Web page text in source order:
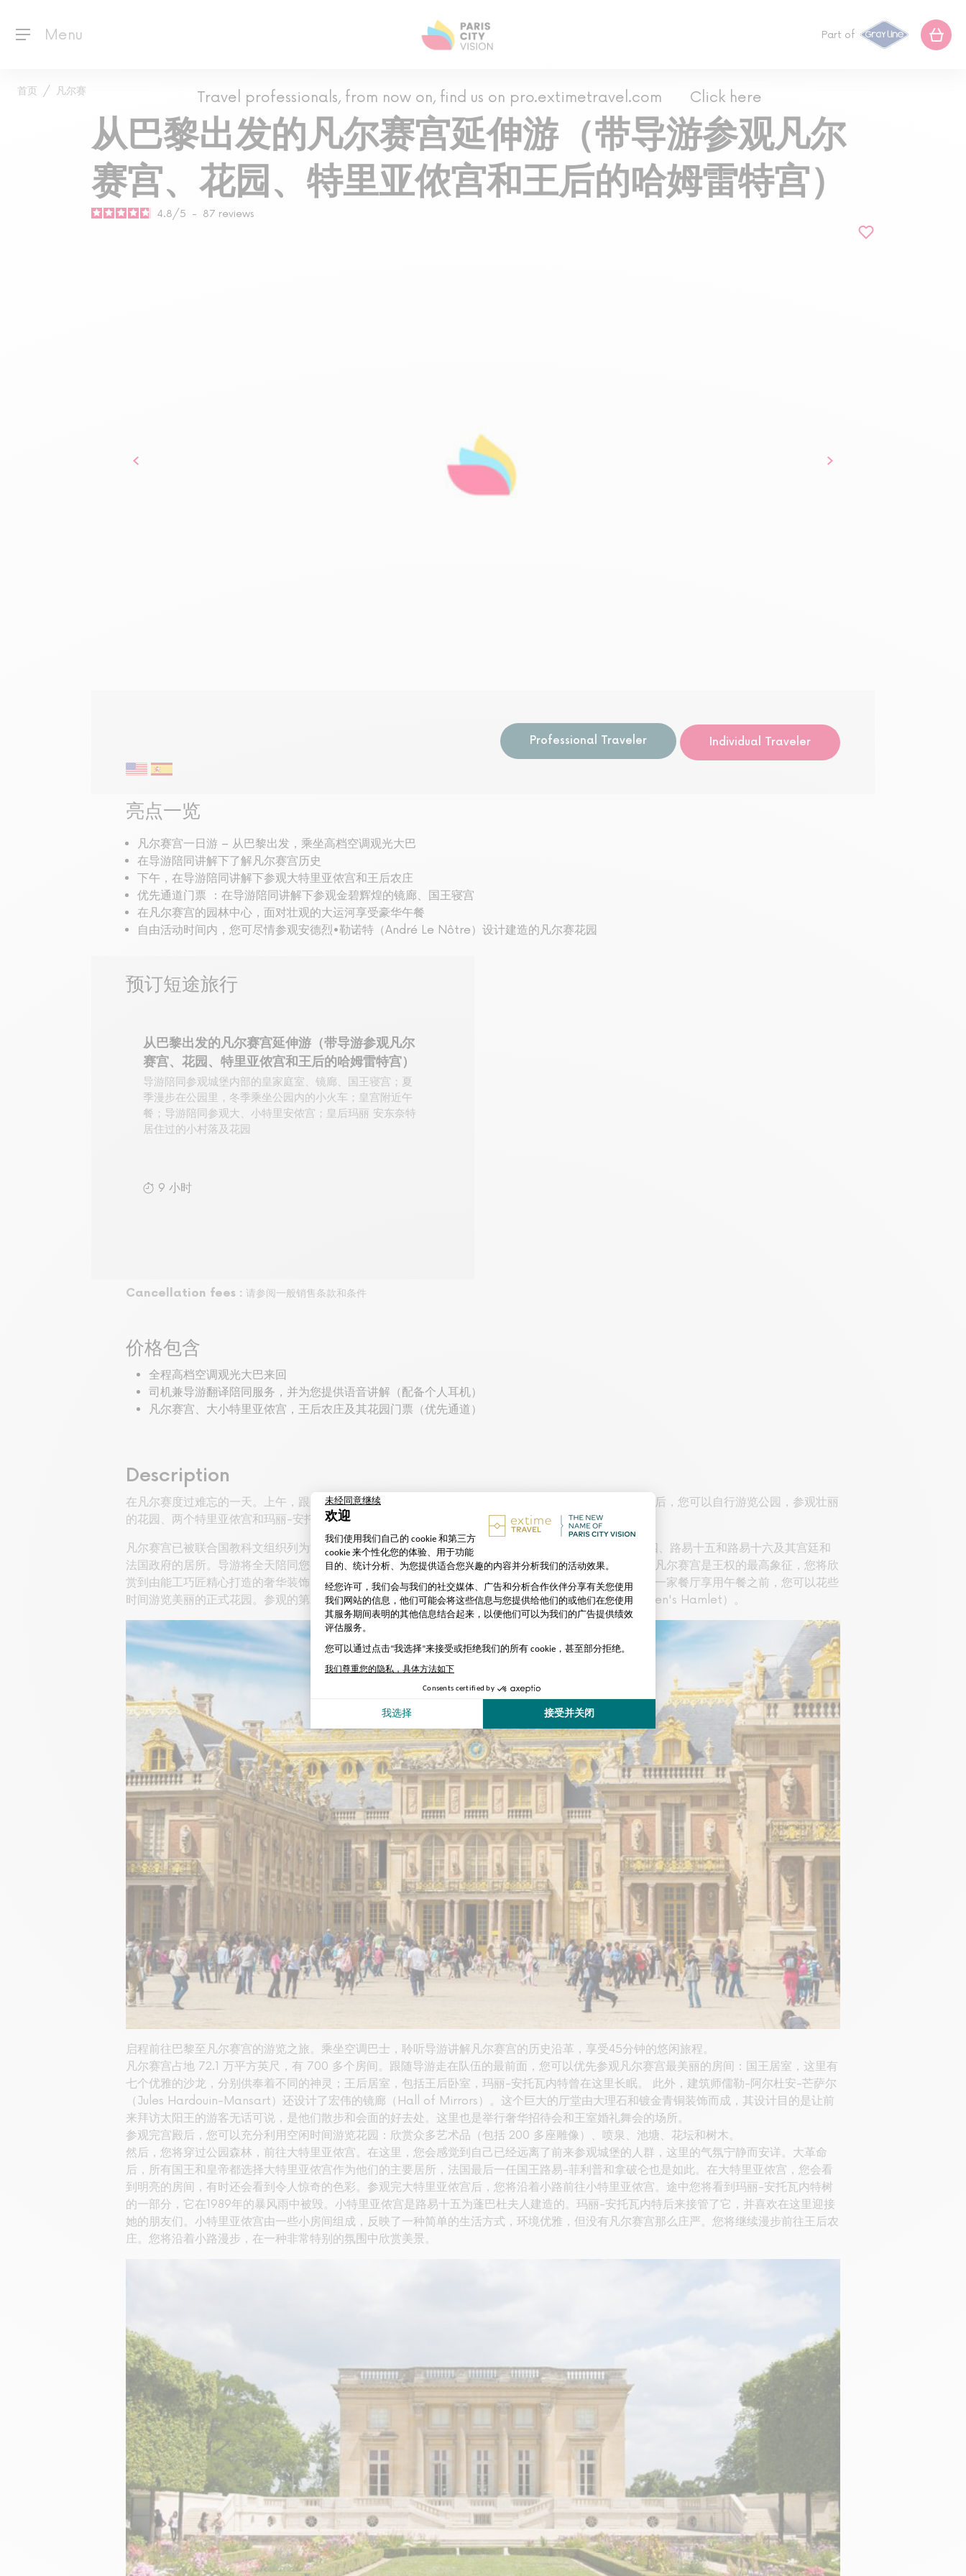
Menu Part of
Travel professionals, from now on, find us on pro.extimetravel.com Click here
首页 凡尔赛
从巴黎出发的凡尔赛宫延伸游（带导游参观凡尔
赛宫、花园、特里亚侬宫和王后的哈姆雷特宫）
4.8/5 - 87 reviews
Professional Traveler
Individual Traveler
亮点一览
凡尔赛宫一日游 – 从巴黎出发，乘坐高档空调观光大巴
在导游陪同讲解下了解凡尔赛宫历史
下午，在导游陪同讲解下参观大特里亚侬宫和王后农庄
优先通道门票 ：在导游陪同讲解下参观金碧辉煌的镜廊、国王寝宫
在凡尔赛宫的园林中心，面对壮观的大运河享受豪华午餐
自由活动时间内，您可尽情参观安德烈•勒诺特（André Le Nôtre）设计建造的凡尔赛花园
预订短途旅行
从巴黎出发的凡尔赛宫延伸游（带导游参观凡尔
赛宫、花园、特里亚侬宫和王后的哈姆雷特宫）
导游陪同参观城堡内部的皇家庭室、镜廊、国王寝宫；夏
季漫步在公园里，冬季乘坐公园内的小火车；皇宫附近午
餐；导游陪同参观大、小特里安侬宫；皇后玛丽 安东奈特
居住过的小村落及花园
9 小时
Cancellation fees : 请参阅一般销售条款和条件
价格包含
全程高档空调观光大巴来回
司机兼导游翻译陪同服务，并为您提供语音讲解（配备个人耳机）
凡尔赛宫、大小特里亚侬宫，王后农庄及其花园门票（优先通道）
Description
在凡尔赛度过难忘的一天。上午，跟随我们对法国国王历史充满热情的导游参观凡尔赛宫的各个居室。然后，您可以自行游览公园，参观壮丽
的花园、两个特里亚侬宫和玛丽-安托瓦内特的哈姆雷特。
凡尔赛宫已被联合国教科文组织列为世界文化遗产，从1682年到1789年，这里曾是三位法国国王路易十四、路易十五和路易十六及其宫廷和
法国政府的居所。导游将全天陪同您参观凡尔赛宫及其最美丽的房间（导游解说将通过个人耳机播放）。凡尔赛宫是王权的最高象征，您将欣
赏到由能工巧匠精心打造的奢华装饰、巴洛克式建筑、艺术品和古董家具。游览结束后，在大运河附近的一家餐厅享用午餐之前，您可以花些
时间游览美丽的正式花园。参观的第二部分包括下午参观小特里亚侬宫、大特里亚侬宫和王后农庄（Queen's Hamlet）。
启程前往巴黎至凡尔赛宫的游览之旅。乘坐空调巴士，聆听导游讲解凡尔赛宫的历史沿革，享受45分钟的悠闲旅程。
凡尔赛宫占地 72.1 万平方英尺，有 700 多个房间。跟随导游走在队伍的最前面，您可以优先参观凡尔赛宫最美丽的房间：国王居室，这里有
七个优雅的沙龙，分别供奉着不同的神灵；王后居室，包括王后卧室，玛丽-安托瓦内特曾在这里长眠。 此外，建筑师儒勒-阿尔杜安-芒萨尔
（Jules Hardouin-Mansart）还设计了宏伟的镜廊（Hall of Mirrors）。这个巨大的厅堂由大理石和镀金青铜装饰而成，其设计目的是让前
来拜访太阳王的游客无话可说，是他们散步和会面的好去处。这里也是举行奢华招待会和王室婚礼舞会的场所。
参观完宫殿后，您可以充分利用空闲时间游览花园：欣赏众多艺术品（包括 200 多座雕像）、喷泉、池塘、花坛和树木。
然后，您将穿过公园森林，前往大特里亚侬宫。在这里，您会感觉到自己已经远离了前来参观城堡的人群，这里的气氛宁静而安详。大革命
后，所有国王和皇帝都选择大特里亚侬宫作为他们的主要居所，法国最后一任国王路易-菲利普和拿破仑也是如此。在大特里亚侬宫，您会看
到明亮的房间，有时还会看到令人惊奇的色彩。参观完大特里亚侬宫后，您将沿着小路前往小特里亚侬宫。途中您将看到玛丽-安托瓦内特树
的一部分，它在1989年的暴风雨中被毁。小特里亚侬宫是路易十五为蓬巴杜夫人建造的。玛丽-安托瓦内特后来接管了它，并喜欢在这里迎接
她的朋友们。小特里亚侬宫由一些小房间组成，反映了一种简单的生活方式，环境优雅，但没有凡尔赛宫那么庄严。您将继续漫步前往王后农
庄。您将沿着小路漫步，在一种非常特别的氛围中欣赏美景。